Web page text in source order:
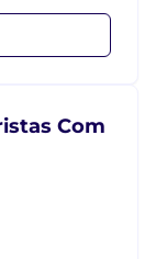
Com